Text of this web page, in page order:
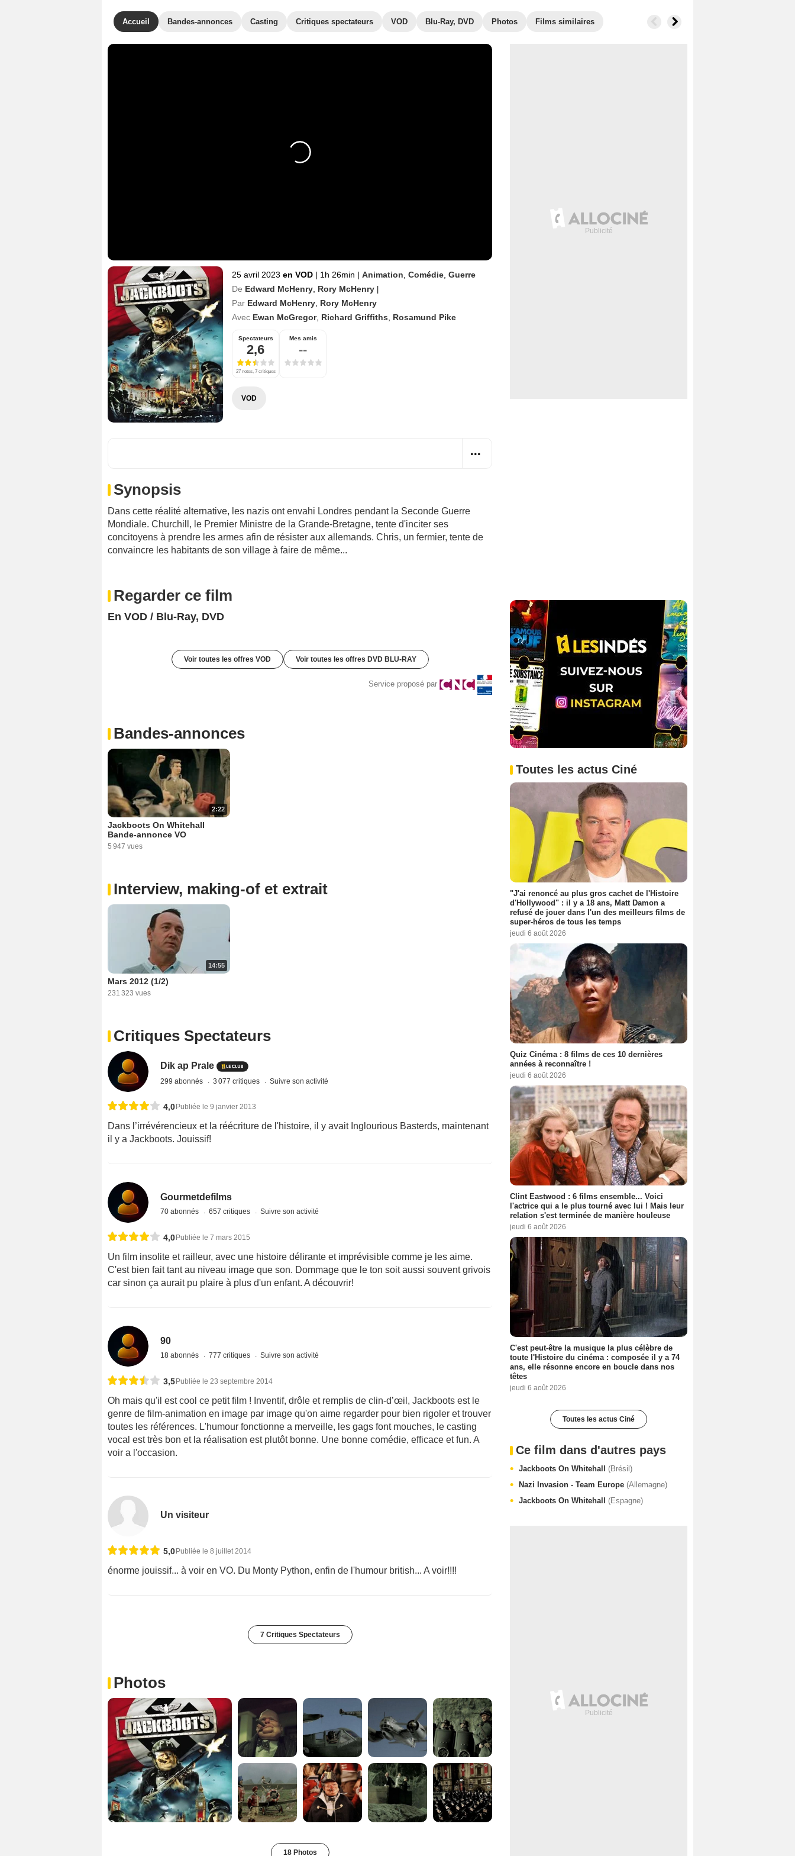
Accueil Bandes-annonces Casting Critiques spectateurs VOD Blu-Ray, DVD Photos Films similaires
25 avril 2023 en VOD | 1h 26min | Animation Comédie Guerre
De Edward McHenry Rory McHenry |
Par Edward McHenry Rory McHenry
Avec Ewan McGregor, Richard Griffiths Rosamund Pike
Spectateurs
2,6
27 notes, 7 critiques
Mes amis
--
VOD
Synopsis
Dans cette réalité alternative, les nazis ont envahi Londres pendant la Seconde Guerre
Mondiale. Churchill, le Premier Ministre de la Grande-Bretagne, tente d'inciter ses
concitoyens à prendre les armes afin de résister aux allemands. Chris, un fermier, tente de
convaincre les habitants de son village à faire de même...
Regarder ce film
En VOD / Blu-Ray, DVD
Voir toutes les offres VOD Voir toutes les offres DVD BLU-RAY
Service proposé par
Bandes-annonces
2:22
Jackboots On Whitehall
Bande-annonce VO
5 947 vues
Interview, making-of et extrait
14:55
Mars 2012 (1/2)
231 323 vues
Critiques Spectateurs
Dik ap Prale
299 abonnés 3 077 critiques Suivre son activité
4,0Publiée le 9 janvier 2013
Dans l’irrévérencieux et la réécriture de l'histoire, il y avait Inglourious Basterds, maintenant
il y a Jackboots. Jouissif!
Gourmetdefilms
70 abonnés 657 critiques Suivre son activité
4,0Publiée le 7 mars 2015
Un film insolite et railleur, avec une histoire délirante et imprévisible comme je les aime.
C'est bien fait tant au niveau image que son. Dommage que le ton soit aussi souvent grivois
car sinon ça aurait pu plaire à plus d'un enfant. A découvrir!
90
18 abonnés 777 critiques Suivre son activité
3,5Publiée le 23 septembre 2014
Oh mais qu'il est cool ce petit film ! Inventif, drôle et remplis de clin-d’œil, Jackboots est le
genre de film-animation en image par image qu'on aime regarder pour bien rigoler et trouver
toutes les références. L'humour fonctionne a merveille, les gags font mouches, le casting
vocal est très bon et la réalisation est plutôt bonne. Une bonne comédie, efficace et fun. A
voir a l'occasion.
Un visiteur
5,0Publiée le 8 juillet 2014
énorme jouissif... à voir en VO. Du Monty Python, enfin de l'humour british... A voir!!!!
7 Critiques Spectateurs
Photos
18 Photos
Toutes les actus Ciné
"J'ai renoncé au plus gros cachet de l'Histoire
d'Hollywood" : il y a 18 ans, Matt Damon a
refusé de jouer dans l'un des meilleurs films de
super-héros de tous les temps
jeudi 6 août 2026
Quiz Cinéma : 8 films de ces 10 dernières
années à reconnaître !
jeudi 6 août 2026
Clint Eastwood : 6 films ensemble... Voici
l'actrice qui a le plus tourné avec lui ! Mais leur
relation s'est terminée de manière houleuse
jeudi 6 août 2026
C'est peut-être la musique la plus célèbre de
toute l'Histoire du cinéma : composée il y a 74
ans, elle résonne encore en boucle dans nos
têtes
jeudi 6 août 2026
Toutes les actus Ciné
Ce film dans d'autres pays
Jackboots On Whitehall (Brésil)
Nazi Invasion - Team Europe (Allemagne)
Jackboots On Whitehall (Espagne)